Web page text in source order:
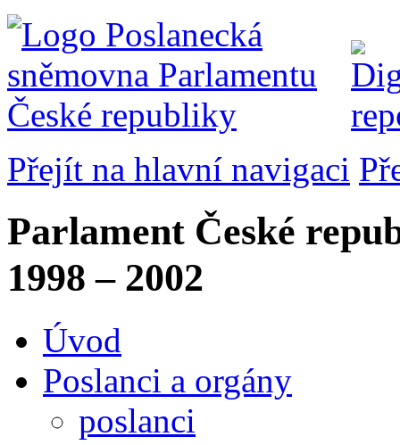
Přejít na hlavní navigaci
Parlament České
1998 – 2002
Úvod
Poslanci a orgány
poslanci